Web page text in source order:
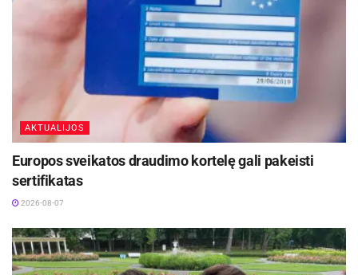
2026-08-09
Kėdainių rajono savivaldybė
AKTUALIJOS
Europos sveikatos draudimo kortelę gali pakeisti
sertifikatas
2026-08-07